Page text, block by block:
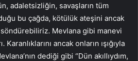
adaletsizliğin, savaşların tüm
bu çağda, kötülük ateşini ancak
söndürebiliriz. Mevlana gibi manevi
ancak onların ışığıyla
dediği gibi “Dün akıllıydım,